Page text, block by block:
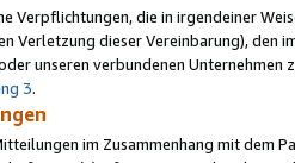
Verpflichtungen, die in irgendeiner
Verletzung dieser Vereinbarung), den
unseren verbundenen
3.
im Zusammenhang mit dem